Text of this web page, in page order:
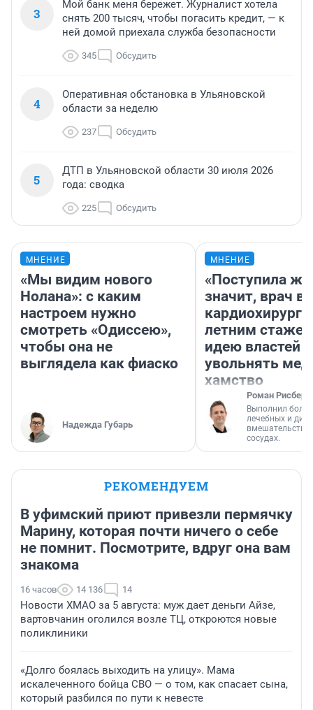
3
Мой банк меня бережет. Журналист хотела
снять 200 тысяч, чтобы погасить кредит, — к
ней домой приехала служба безопасности
345 Обсудить
4
Оперативная обстановка в Ульяновской
области за неделю
237 Обсудить
5
ДТП в Ульяновской области 30 июля 2026
года: сводка
225 Обсудить
МНЕНИЕ
«Мы видим нового
Нолана»: с каким
настроем нужно
смотреть «Одиссею»,
чтобы она не
выглядела как фиаско
Надежда Губарь
МНЕНИЕ
«Поступила
значит, врач
кардиохирург
летним
идею властей
увольнять
хамство
Роман Рисберг
Выполнил
лечебных и
вмешательств
сосудах.
РЕКОМЕНДУЕМ
В уфимский приют привезли пермячку
Марину, которая почти ничего о себе
не помнит. Посмотрите, вдруг она вам
знакома
16 часов 14 136 14
Новости ХМАО за 5 августа: муж дает деньги Айзе,
вартовчанин оголился возле ТЦ, откроются новые
поликлиники
«Долго боялась выходить на улицу». Мама
искалеченного бойца СВО — о том, как спасает сына,
который разбился по пути к невесте